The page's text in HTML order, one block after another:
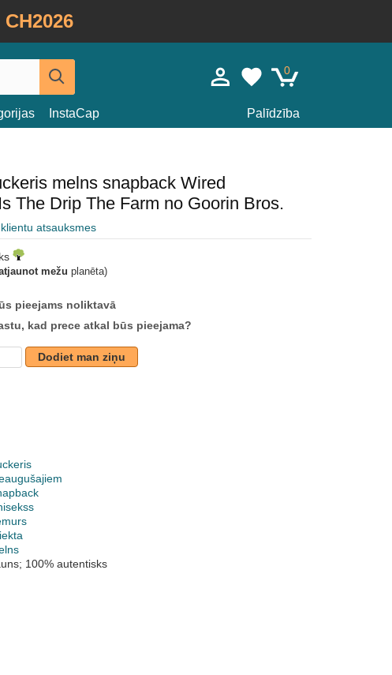
CH2026
0
InstaCap Palīdzība
melns snapback Wired
The Drip The Farm no Goorin Bros.
atsauksmes
mežu planēta)
pieejams noliktavā
kad prece atkal būs pieejama?
Dodiet man ziņu
100% autentisks